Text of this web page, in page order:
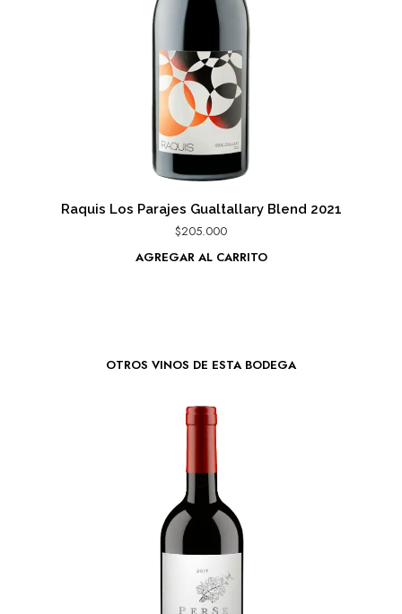
Raquis Los Parajes Gualtallary Blend 2021
$205.000
AGREGAR AL CARRITO
OTROS VINOS DE ESTA BODEGA